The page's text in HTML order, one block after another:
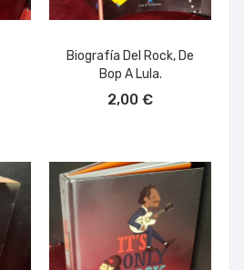
Biografía Del Rock, De
Bop A Lula.
2,00 €